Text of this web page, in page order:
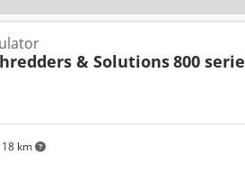
km
& Solutions800 serie